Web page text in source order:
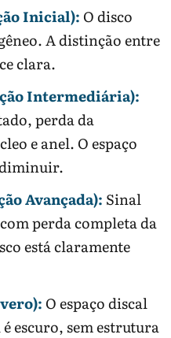
Inicial): O disco
A distinção entre
clara.
Intermediária):
perda da
e anel. O espaço
diminuir.
Avançada): Sinal
perda completa da
está claramente
O espaço discal
escuro, sem estrutura